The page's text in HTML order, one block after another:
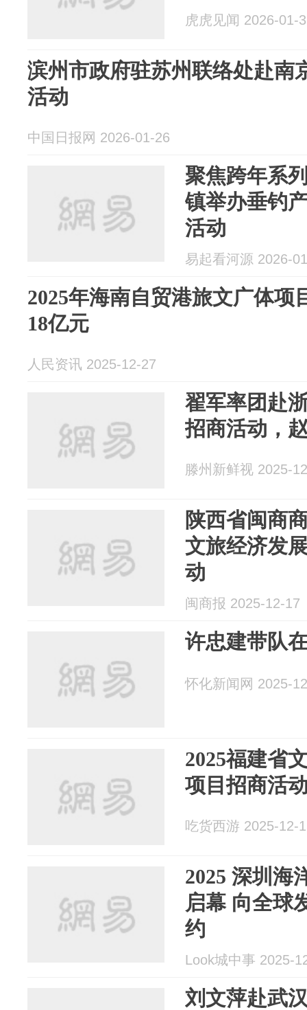
虎虎见闻 2026-01-
滨州市政府驻苏州联络处赴南
活动
中国日报网 2026-01-26
聚焦跨年系
镇举办垂钓
活动
易起看河源 2026-
2025年海南自贸港旅文广体项
18亿元
人民资讯 2025-12-27
翟军率团赴
招商活动，
滕州新鲜视 2025-
陕西省闽商
文旅经济发
动
闽商报 2025-12-17
许忠建带队
怀化新闻网 2025-
2025福建省
项目招商活
吃货西游 2025-12-
2025 深圳海
启幕 向全球
约
Look城中事 2025-
刘文萍赴武